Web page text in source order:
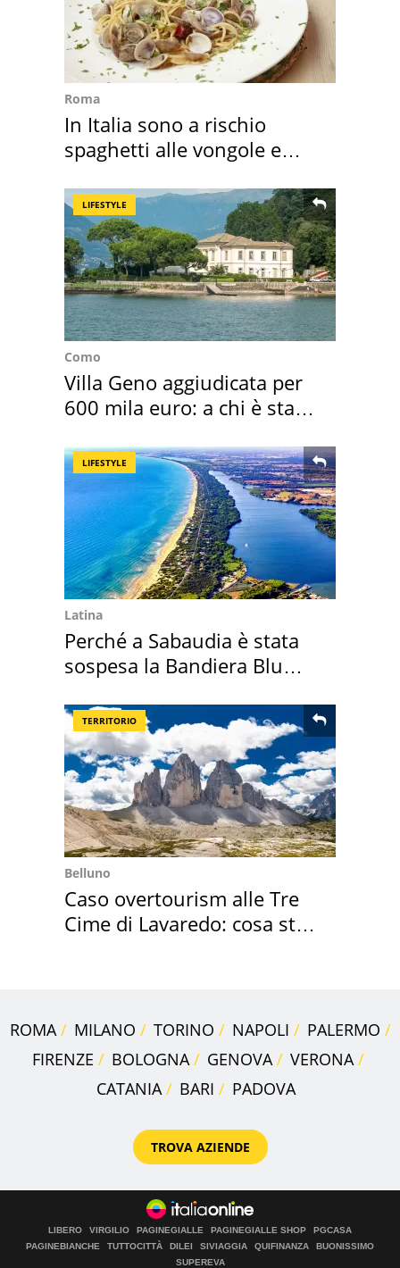
Roma
In Italia sono a rischio
spaghetti alle vongole e
LIFESTYLE
Como
Villa Geno aggiudicata per
600 mila euro: a chi è stata
LIFESTYLE
Latina
Perché a Sabaudia è stata
sospesa la Bandiera Blu
TERRITORIO
Belluno
Caso overtourism alle Tre
Cime di Lavaredo: cosa sta
ROMA MILANO TORINO NAPOLI
PALERMO
FIRENZE
BOLOGNA GENOVA
VERONA
CATANIA
BARI PADOVA
TROVA AZIENDE
LIBERO VIRGILIO PAGINEGIALLE PAGINEGIALLE SHOP
PGCASA
PAGINEBIANCHE
TUTTOCITTÀ DILEI SIVIAGGIA QUIFINANZA
BUONISSIMO
SUPEREVA